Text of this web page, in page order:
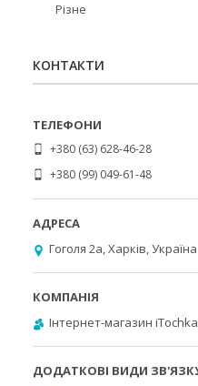
Різне
КОНТАКТИ
+380 (63) 628-46-28
+380 (99) 049-61-48
Гоголя 2а, Харків, Україна
Інтернет-магазин iTochka